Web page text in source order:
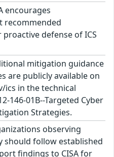
encourages
recommended
defense of ICS
mitigation guidance
are publicly available on
ics in the technical
146-01B--Targeted Cyber
Strategies.
observing
should follow established
findings to CISA for